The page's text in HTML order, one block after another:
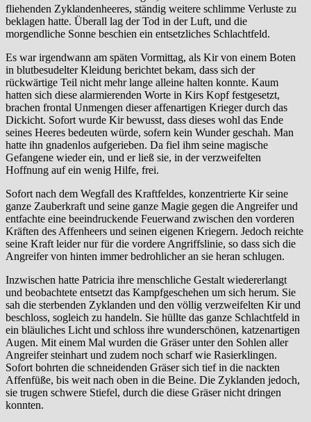
fliehenden Zyklandenheeres, ständig weitere schlimme Verluste zu
beklagen hatte. Überall lag der Tod in der Luft, und die
morgendliche Sonne beschien ein entsetzliches Schlachtfeld.
Es war irgendwann am späten Vormittag, als Kir von einem Boten
in blutbesudelter Kleidung berichtet bekam, dass sich der
rückwärtige Teil nicht mehr lange alleine halten konnte. Kaum
hatten sich diese alarmierenden Worte in Kirs Kopf festgesetzt,
brachen frontal Unmengen dieser affenartigen Krieger durch das
Dickicht. Sofort wurde Kir bewusst, dass dieses wohl das Ende
seines Heeres bedeuten würde, sofern kein Wunder geschah. Man
hatte ihn gnadenlos aufgerieben. Da fiel ihm seine magische
Gefangene wieder ein, und er ließ sie, in der verzweifelten
Hoffnung auf ein wenig Hilfe, frei.
Sofort nach dem Wegfall des Kraftfeldes, konzentrierte Kir seine
ganze Zauberkraft und seine ganze Magie gegen die Angreifer und
entfachte eine beeindruckende Feuerwand zwischen den vorderen
Kräften des Affenheers und seinen eigenen Kriegern. Jedoch reichte
seine Kraft leider nur für die vordere Angriffslinie, so dass sich die
Angreifer von hinten immer bedrohlicher an sie heran schlugen.
Inzwischen hatte Patricia ihre menschliche Gestalt wiedererlangt
und beobachtete entsetzt das Kampfgeschehen um sich herum. Sie
sah die sterbenden Zyklanden und den völlig verzweifelten Kir und
beschloss, sogleich zu handeln. Sie hüllte das ganze Schlachtfeld in
ein bläuliches Licht und schloss ihre wunderschönen, katzenartigen
Augen. Mit einem Mal wurden die Gräser unter den Sohlen aller
Angreifer steinhart und zudem noch scharf wie Rasierklingen.
Sofort bohrten die schneidenden Gräser sich tief in die nackten
Affenfüße, bis weit nach oben in die Beine. Die Zyklanden jedoch,
sie trugen schwere Stiefel, durch die diese Gräser nicht dringen
konnten.